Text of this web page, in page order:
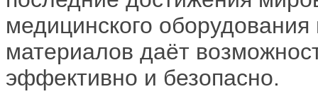
медицинского
материалов даёт
эффективно и безопасно.